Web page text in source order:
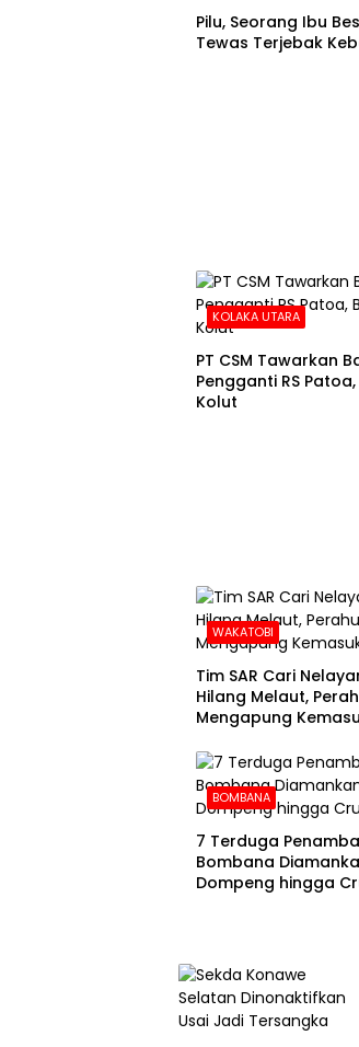
Pilu, Seorang Ibu
Tewas Terjebak
KOLAKA UTARA
PT CSM Tawarkan
Pengganti RS
Kolut
WAKATOBI
Tim SAR Cari
Hilang Melaut,
Mengapung
BOMBANA
7 Terduga
Bombana
Dompeng hingga